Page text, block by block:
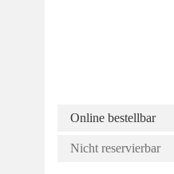
Online bestellbar
Nicht reservierbar